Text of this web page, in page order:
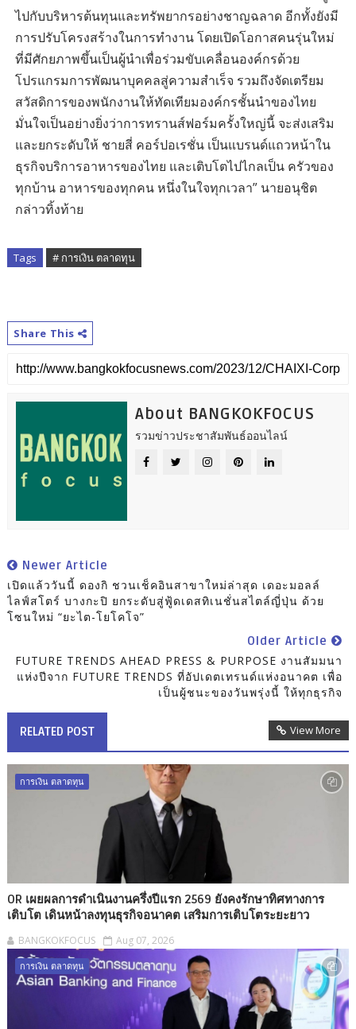
ไปกับบริหารต้นทุนและทรัพยากรอย่างชาญฉลาด อีกทั้งยังมี
การปรับโครงสร้างในการทำงาน โดยเปิดโอกาสคนรุ่นใหม่
ที่มีศักยภาพขึ้นเป็นผู้นำเพื่อร่วมขับเคลื่อนองค์กรด้วย
โปรแกรมการพัฒนาบุคคลสู่ความสำเร็จ รวมถึงจัดเตรียม
สวัสดิการของพนักงานให้ทัดเทียมองค์กรชั้นนำของไทย
มั่นใจเป็นอย่างยิ่งว่าการทรานส์ฟอร์มครั้งใหญ่นี้ จะส่งเสริม
และยกระดับให้ ชายสี่ คอร์ปอเรชั่น เป็นแบรนด์แถวหน้าใน
ธุรกิจบริการอาหารของไทย และเติบโตไปไกลเป็น ครัวของ
ทุกบ้าน อาหารของทุกคน หนึ่งในใจทุกเวลา” นายอนุชิต
กล่าวทิ้งท้าย
Tags # การเงิน ตลาดทุน
Share This
About BANGKOKFOCUS
รวมข่าวประชาสัมพันธ์ออนไลน์
Newer Article
เปิดแล้ววันนี้ ดองกิ ชวนเช็คอินสาขาใหม่ล่าสุด เดอะมอลล์
ไลฟ์สโตร์ บางกะปิ ยกระดับสู่ฟู้ดเดสทิเนชั่นสไตล์ญี่ปุ่น ด้วย
โซนใหม่ “ยะไต-โยโคโจ”
Older Article
FUTURE TRENDS AHEAD PRESS & PURPOSE งานสัมมนา
แห่งปีจาก FUTURE TRENDS ที่อัปเดตเทรนด์แห่งอนาคต เพื่อ
เป็นผู้ชนะของวันพรุ่งนี้ ให้ทุกธุรกิจ
RELATED POST View More
การเงิน ตลาดทุน
OR เผยผลการดำเนินงานครึ่งปีแรก 2569 ยังคงรักษาทิศทางการ
เติบโต เดินหน้าลงทุนธุรกิจอนาคต เสริมการเติบโตระยะยาว
BANGKOKFOCUS Aug 07, 2026
การเงิน ตลาดทุน